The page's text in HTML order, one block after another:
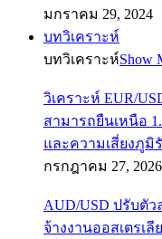
มกราคม 29, 2024
บทวิเคราะห์
บทวิเคราะห์Show
วิเคราะห์ EUR/
สามารถยืนเหนือ
และความเสี่ยงภูมิ
กรกฎาคม 27, 2026
AUD/USD ปรับตัว
จ้างงานออสเตรเ